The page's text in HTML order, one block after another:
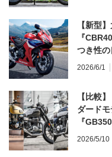
【新型
『
つき性の
2026/6/1
【比較
ダード
『
2026/5/10